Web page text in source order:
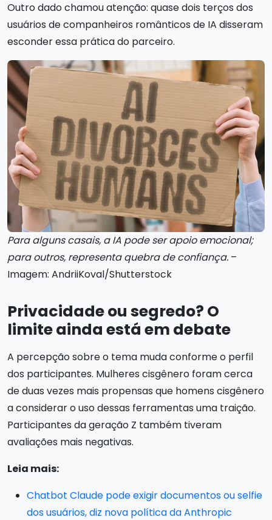
Outro dado chamou atenção: quase dois terços dos
usuários de companheiros românticos de IA disseram
esconder essa prática do parceiro.
Para alguns casais, a IA pode ser apoio emocional;
para outros, representa quebra de confiança. –
Imagem: AndriiKoval/Shutterstock
Privacidade ou segredo? O
limite ainda está em debate
A percepção sobre o tema muda conforme o perfil
dos participantes. Mulheres cisgênero foram cerca
de duas vezes mais propensas que homens cisgênero
a considerar o uso dessas ferramentas uma traição.
Participantes da geração Z também tiveram
avaliações mais negativas.
Leia mais:
Chatbot Claude pode exigir documentos ou selfie
dos usuários, diz nova política da Anthropic